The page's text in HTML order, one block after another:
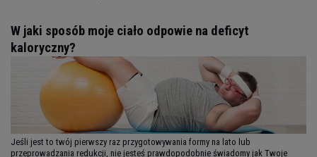
W jaki sposób moje ciało odpowie na deficyt
kaloryczny?
Jeśli jest to twój pierwszy raz przygotowywania formy na lato lub
przeprowadzania redukcji, nie jesteś prawdopodobnie świadomy jak Twoje